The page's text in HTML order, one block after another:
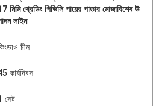
মিমি থ্রেডিং পিভিসি পায়ের পাতার মোজাবিশেষ উ
লাইন
চীন
কার্যদিবস
সেট